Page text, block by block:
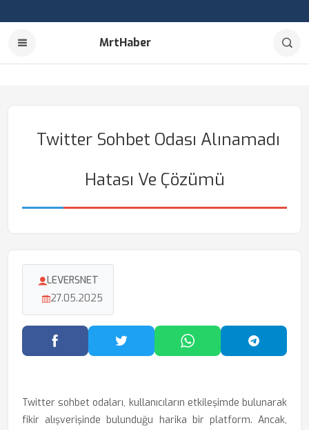
MrtHaber
Twitter Sohbet Odası Alınamadı
Hatası Ve Çözümü
LEVERSNET
27.05.2025
Facebook'ta PaylaşTwitter'da PaylaşWhatsApp'ta Paylaş
Twitter sohbet odaları, kullanıcıların etkileşimde bulunarak
fikir alışverişinde bulunduğu harika bir platform. Ancak,